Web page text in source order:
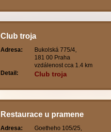
Club troja
Adresa:
Bukolská 775/4,
181 00 Praha
vzdálenost cca 1.4 km
Detail:
Club troja
Restaurace u pramene
Adresa:
Goetheho 105/25,